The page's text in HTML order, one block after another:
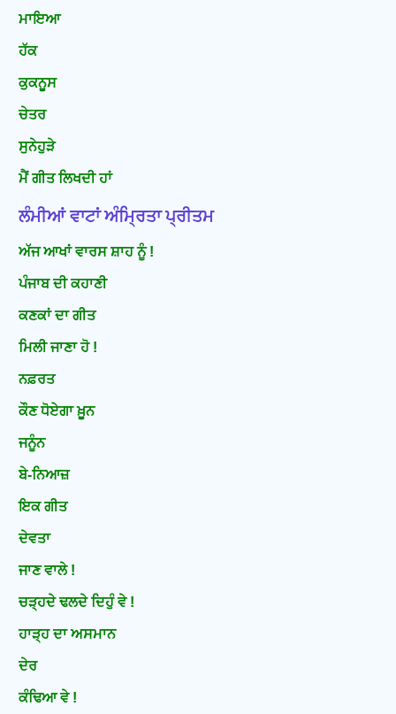
ਮਾਇਆ
ਹੱਕ
ਕੁਕਨੂਸ
ਚੇਤਰ
ਸੁਨੇਹੁੜੇ
ਮੈਂ ਗੀਤ ਲਿਖਦੀ ਹਾਂ
ਲੰਮੀਆਂ ਵਾਟਾਂ ਅੰਮ੍ਰਿਤਾ ਪ੍ਰੀਤਮ
ਅੱਜ ਆਖਾਂ ਵਾਰਸ ਸ਼ਾਹ ਨੂੰ !
ਪੰਜਾਬ ਦੀ ਕਹਾਣੀ
ਕਣਕਾਂ ਦਾ ਗੀਤ
ਮਿਲੀ ਜਾਣਾ ਹੋ !
ਨਫ਼ਰਤ
ਕੌਣ ਧੋਏਗਾ ਖ਼ੂਨ
ਜਨੂੰਨ
ਬੇ-ਨਿਆਜ਼
ਇਕ ਗੀਤ
ਦੇਵਤਾ
ਜਾਣ ਵਾਲੇ !
ਚੜ੍ਹਦੇ ਢਲਦੇ ਦਿਹੁੰ ਵੇ !
ਹਾੜ੍ਹ ਦਾ ਅਸਮਾਨ
ਦੇਰ
ਕੰਢਿਆ ਵੇ !